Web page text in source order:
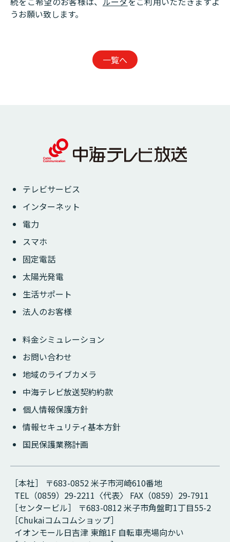
うお願い致します。
一覧へ
テレビサービス
インターネット
電力
スマホ
固定電話
太陽光発電
生活サポート
法人のお客様
料金シミュレーション
お問い合わせ
地域のライブカメラ
中海テレビ放送契約約款
個人情報保護方針
情報セキュリティ基本方針
国民保護業務計画
［本社］ 〒683-0852 米子市河崎610番地
TEL（0859）29-2211〈代表〉 FAX（0859）29-7911
［センタービル］ 〒683-0812 米子市角盤町1丁目55-2
［Chukaiコムコムショップ］
イオンモール日吉津 東館1F 自転車売場向かい